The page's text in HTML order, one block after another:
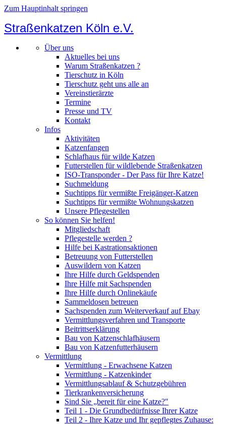
Zum Hauptinhalt springen
Straßenkatzen Köln e.V.
Über uns
Aktuelles bei uns
Warum Straßenkatzen ?
Tierschutz in Köln
Tierschutz geht uns alle an
Vereinstierärzte
Termine
Presse und TV
Kontakt
Infos
Aktivitäten
Katzenfangen
Schlafhaus für wilde Katzen
Futterstellen für wildlebende Straßenkatzen
ISO-Transponder - Der Pass für Ihre Katze!
Suchmeldung
Suchtipps für vermißte Freigänger-Katzen
Suchtipps für vermißte Wohnungskatzen
Unsere Pflegestellen
So können Sie helfen!
Mitgliedschaft
Pflegestelle werden ?
Hilfe bei Kastrationsaktionen
Betreuung von Futterstellen
Auswildern von Katzen
Ihre Hilfe durch Geldspenden
Ihre Hilfe mit Sachspenden
Ihre Hilfe durch Onlinekäufe
Sammeldosen betreuen
Sachspenden zum Weiterverkauf auf Ebay
Vermittlungsverfahren und Transporte
Beitrittserklärung
Bau von Katzenschlafhäusern
Bau von Katzenfutterhäusern
Vermittlung
Vermittlung - Erwachsene Katzen
Vermittlung - Katzenkinder
Vermittlungsablauf & Schutzgebühren
Tierkrankenversicherung
Sind Sie „bereit für eine Katze?"
Teil 1 - Die Grundbedürfnisse Ihrer Katze
Teil 2 - Ihre Katze und Ihr gepflegtes Zuhause: